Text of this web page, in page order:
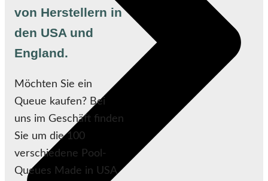
von Herstellern in
den USA und
England.
Möchten Sie ein
Queue kaufen? Bei
uns im Geschäft finden
Sie um die 100
verschiedene Pool-
Queues Made in USA